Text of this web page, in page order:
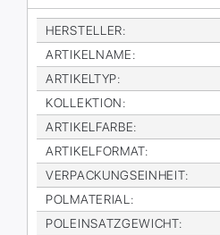
HER­STEL­LER:
AR­TI­KEL­NA­ME:
AR­TI­KEL­TYP:
KOL­LEK­TI­ON:
AR­TI­KEL­FAR­BE:
AR­TI­KEL­FOR­MAT:
VER­PA­CKUNGS­EIN­HEIT:
POL­MA­TE­RI­AL:
POL­EIN­SATZ­GE­WICHT: